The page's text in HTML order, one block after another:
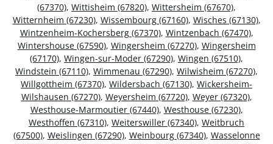
(67370), Wittisheim (67820), Wittersheim (67670),
Witternheim (67230), Wissembourg (67160), Wisches (67130),
Wintzenheim-Kochersberg (67370), Wintzenbach (67470),
Wintershouse (67590), Wingersheim (67270), Wingersheim
(67170), Wingen-sur-Moder (67290), Wingen (67510),
Windstein (67110), Wimmenau (67290), Wilwisheim (67270),
Willgottheim (67370), Wildersbach (67130), Wickersheim-
Wilshausen (67270), Weyersheim (67720), Weyer (67320),
Westhouse-Marmoutier (67440), Westhouse (67230),
Westhoffen (67310), Weiterswiller (67340), Weitbruch
(67500), Weislingen (67290), Weinbourg (67340), Wasselonne